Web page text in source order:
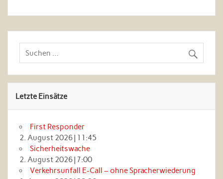
Letzte Einsätze
First Responder
2. August 2026| 11:45
Sicherheitswache
2. August 2026| 7:00
Verkehrsunfall E-Call – ohne Spracherwiederung